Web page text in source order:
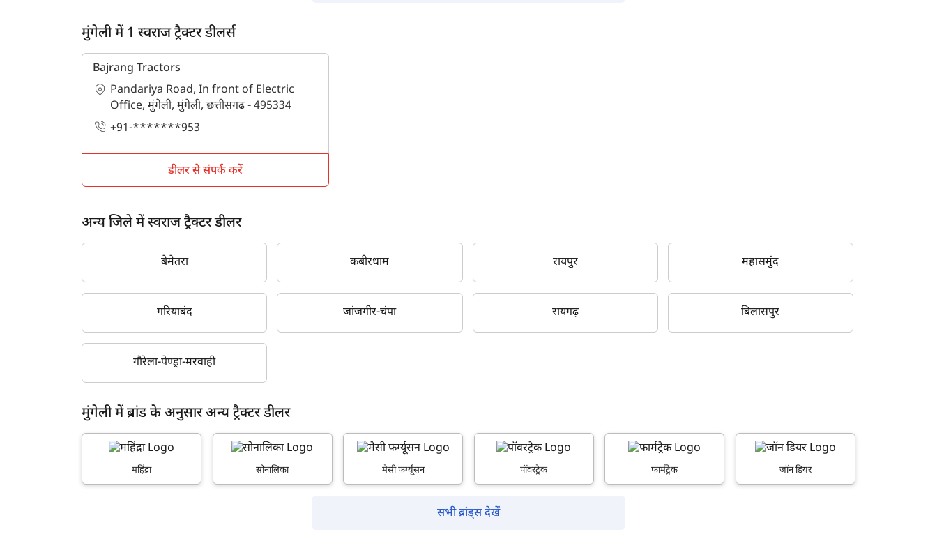
मुंगेली में 1 स्वराज ट्रैक्टर डीलर्स
Bajrang Tractors
Pandariya Road, In front of Electric
Office, मुंगेली, मुंगेली, छत्तीसगढ - 495334
+91-*******953
डीलर से संपर्क करें
अन्य जिले में स्वराज ट्रैक्टर डीलर
बेमेतरा कबीरधाम रायपुर महासमुंद
गरियाबंद जांजगीर-चंपा रायगढ़ बिलासपुर
गौरेला-पेण्ड्रा-मरवाही
मुंगेली में ब्रांड के अनुसार अन्य ट्रैक्टर डीलर
महिंद्रा सोनालिका मैसी फर्ग्यूसन पॉवरट्रैक फार्मट्रैक जॉन डियर
सभी ब्रांड्स देखें
नहीं, धन्यवाद हाँ, पूछताछ जारी रखें